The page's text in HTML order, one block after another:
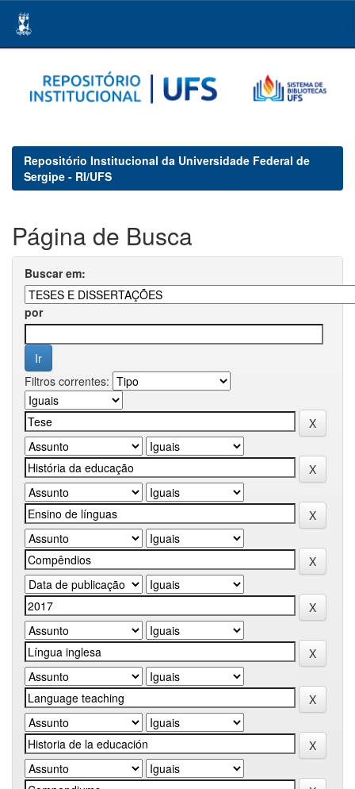
navigation
Repositório Institucional da Universidade Federal de
Sergipe - RI/UFS
Página de Busca
Buscar em:
por
Filtros correntes: